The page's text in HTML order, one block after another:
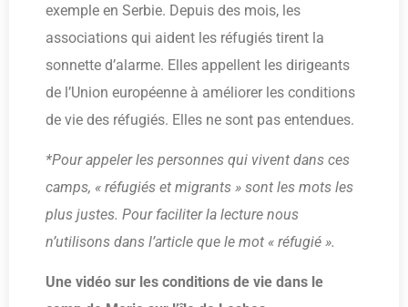
exemple en Serbie. Depuis des mois, les
associations qui aident les réfugiés tirent la
sonnette d’alarme. Elles appellent les dirigeants
de l’Union européenne à améliorer les conditions
de vie des réfugiés. Elles ne sont pas entendues.
*Pour appeler les personnes qui vivent dans ces
camps, « réfugiés et migrants » sont les mots les
plus justes. Pour faciliter la lecture nous
n’utilisons dans l’article que le mot « réfugié ».
Une vidéo sur les conditions de vie dans le